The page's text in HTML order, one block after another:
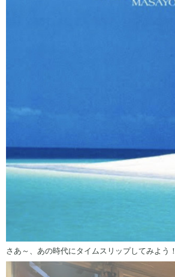
さあ～、あの時代にタイムスリップしてみよう！